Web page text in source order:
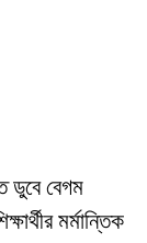
ডুবে বেগম
মর্মান্তিক